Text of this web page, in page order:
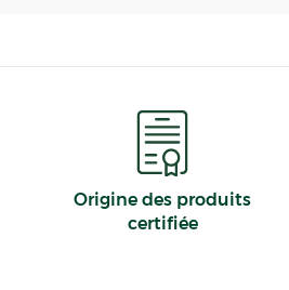
Origine des produits
certifiée